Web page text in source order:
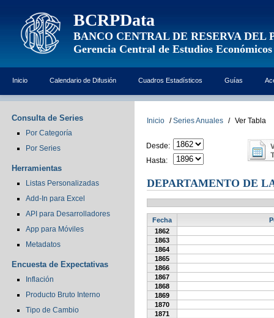
BCRPData
BANCO CENTRAL DE RESERVA DEL
Gerencia Central de Estudios Económicos
Inicio Calendario de Difusión Cuadros Estadísticos Guías
Consulta de Series
Por Categoría
Por Series
Herramientas
Listas Personalizadas
Add-In para Excel
API para Desarrolladores
App para Móviles
Metadatos
Encuesta de Expectativas
Inflación
Producto Bruto Interno
Tipo de Cambio
Inicio / Series Anuales / Ver Tabla
Desde:
Hasta:
DEPARTAMENTO DE
Fecha
1862
1863
1864
1865
1866
1867
1868
1869
1870
1871